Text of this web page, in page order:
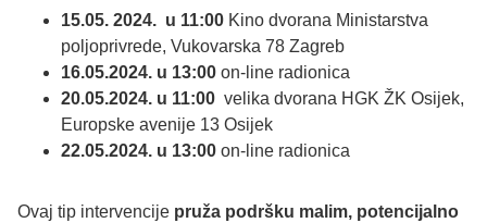
15.05. 2024. u 11:00 Kino dvorana Ministarstva
poljoprivrede, Vukovarska 78 Zagreb
16.05.2024. u 13:00 on-line radionica
20.05.2024. u 11:00 velika dvorana HGK ŽK Osijek,
Europske avenije 13 Osijek
22.05.2024. u 13:00 on-line radionica
Ovaj tip intervencije pruža podršku malim, potencijalno